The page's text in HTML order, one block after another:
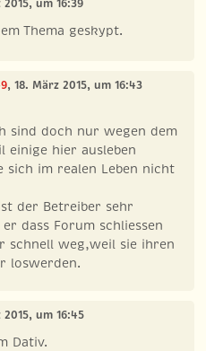
2015, um 16:39
Thema geskypt.
, 18. März 2015, um 16:43
sind doch nur wegen dem
einige hier ausleben
sich im realen Leben nicht
der Betreiber sehr
dass Forum schliessen
schnell weg,weil sie ihren
loswerden.
2015, um 16:45
Dativ.